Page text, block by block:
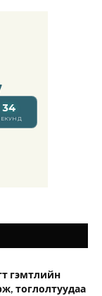
гэмтлийн
тоглолтуудаа